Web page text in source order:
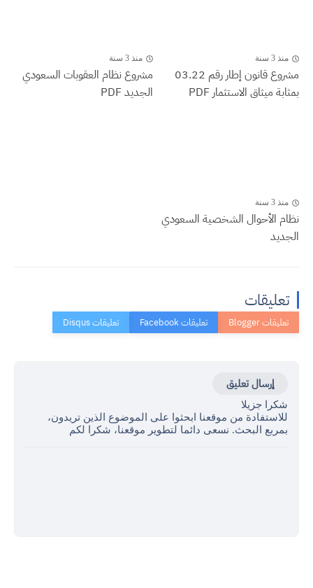
منذ 3 سنة
مشروع قانون إطار رقم 03.22
بمثابة ميثاق الاستثمار PDF
منذ 3 سنة
مشروع نظام العقوبات السعودي
الجديد PDF
منذ 3 سنة
نظام الأحوال الشخصية السعودي
الجديد
تعليقات
إرسال تعليق
شكرا جزيلا
للاستفادة من موقعنا ابحثوا على الموضوع الذين تريدون،
بمربع البحث. نسعى دائما لتطوير موقعنا، شكرا لكم